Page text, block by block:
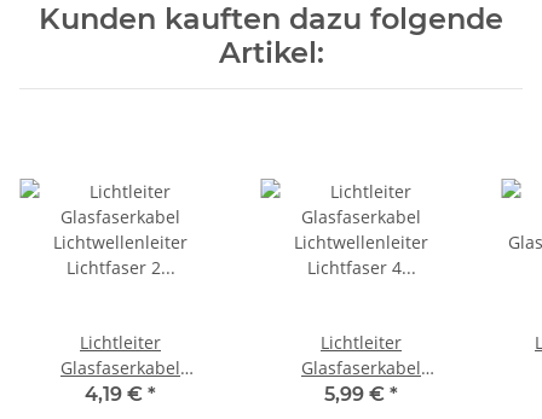
Kunden kauften dazu folgende
Artikel:
Lichtleiter
Glasfaserkabel
Lichtwellenleiter
4,19 € *
Lichtleiter
Glasfaserkabel
Lichtwellenleiter
5,99 € *